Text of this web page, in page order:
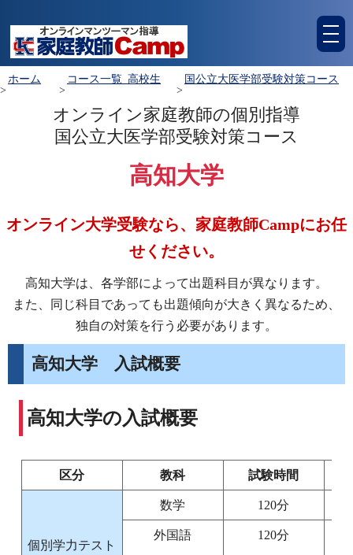
ホーム
>
コース一覧_高校生
>
国公立大医学部受験対策コース
>
オンライン家庭教師の個別指導
国公立大医学部受験対策コース
高知大学
オンライン大学受験なら、家庭教師Campにお任
せください。
高知大学は、各学部によって出題科目が異なります。
また、同じ科目であっても出題傾向が大きく異なるため、
独自の対策を行う必要があります。
高知大学 入試概要
高知大学の入試概要
区分 教科 試験時間
個別学力テスト
数学 120分
外国語 120分